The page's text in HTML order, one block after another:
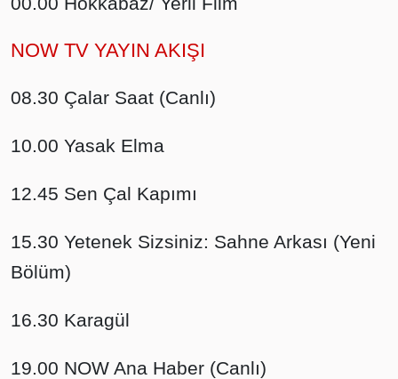
NOW TV YAYIN AKIŞI
08.30 Çalar Saat (Canlı)
10.00 Yasak Elma
12.45 Sen Çal Kapımı
15.30 Yetenek Sizsiniz: Sahne Arkası (Yeni
Bölüm)
16.30 Karagül
19.00 NOW Ana Haber (Canlı)